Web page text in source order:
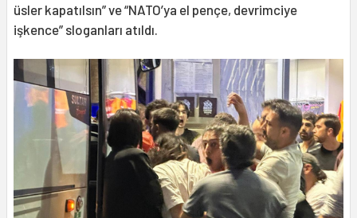
üsler kapatılsın” ve “NATO’ya el pençe, devrimciye
işkence” sloganları atıldı.